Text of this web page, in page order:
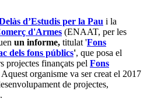
d’Estudis per la Pau i la
d'Armes (ENAAT, per les
un informe, titulat 'Fons
dels fons públics', que posa el
projectes finançats pel Fons
organisme va ser creat el 2017
de projectes,